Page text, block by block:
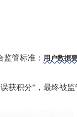
管标准： 用户数据
获积分”，最终被